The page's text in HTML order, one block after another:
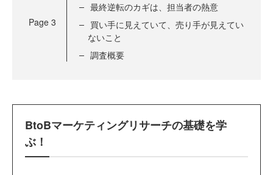
Page 3
最終逆転のカギは、担当者の熱意
買い手に見えていて、売り手が見えてい
ないこと
調査概要
BtoBマーケティングリサーチの基礎を学
ぶ！